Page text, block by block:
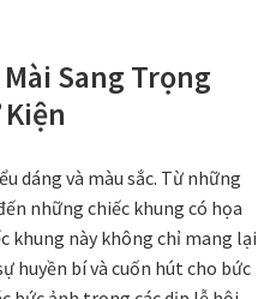
Sang Trọng
dáng và màu sắc. Từ những
những chiếc khung có họa
khung này không chỉ mang lại
huyền bí và cuốn hút cho bức